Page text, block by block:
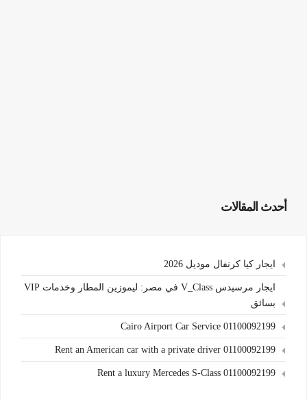
أحدث المقالات
ايجار كيا كرنفال موديل 2026
ايجار مرسيدس V_Class في مصر: ليموزين المطار وخدمات VIP
بسائق
Cairo Airport Car Service 01100092199
Rent an American car with a private driver 01100092199
Rent a luxury Mercedes S-Class 01100092199